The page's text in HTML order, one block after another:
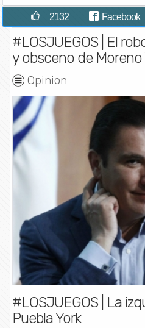
2132 Facebook
#LOSJUEGOS | El
y obsceno de Moreno
Opinion
#LOSJUEGOS | La
Puebla York